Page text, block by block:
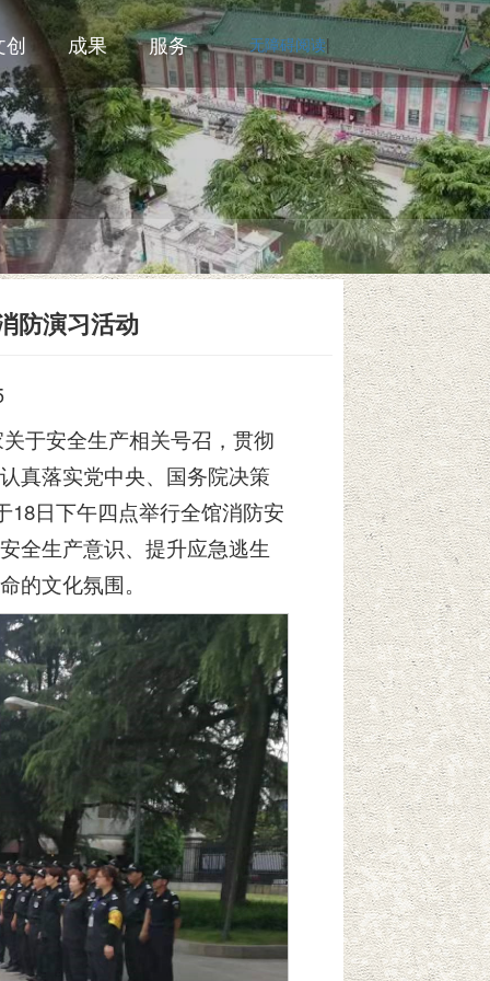
创 成果 服务 无障碍阅读|
防演习活动
于安全生产相关号召，贯彻
真落实党中央、国务院决策
18日下午四点举行全馆消防安
全生产意识、提升应急逃生
的文化氛围。